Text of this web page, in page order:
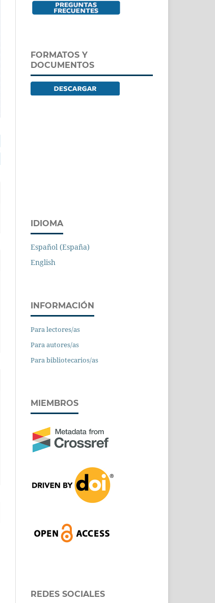
FORMATOS Y
DOCUMENTOS
IDIOMA
Español (España)
English
INFORMACIÓN
Para lectores/as
Para autores/as
Para bibliotecarios/as
MIEMBROS
REDES SOCIALES